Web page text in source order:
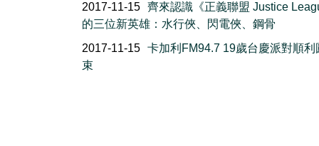
2017-11-15 齊來認識《正義聯盟 Justice
的三位新英雄：水行俠、閃電俠、鋼骨
2017-11-15 卡加利FM94.7 19歲台慶派對順利
束